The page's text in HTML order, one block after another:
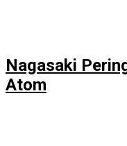
Nagasaki
Atom